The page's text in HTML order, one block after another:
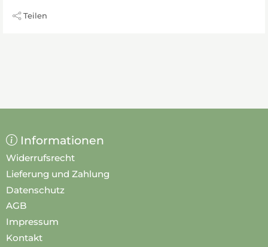
Teilen
Informationen
Widerrufsrecht
Lieferung und Zahlung
Datenschutz
AGB
Impressum
Kontakt